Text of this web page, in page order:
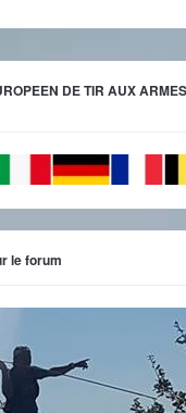
DE TIR AUX
le forum